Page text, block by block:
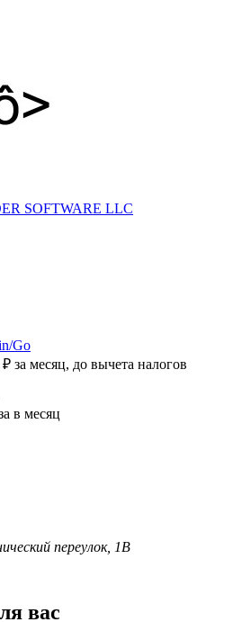
SOFTWARE LLC
Go
₽ за месяц, до вычета налогов
в месяц
переулок, 1В
вас